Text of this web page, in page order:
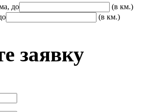
до
(в км.)
(в км.)
заявку